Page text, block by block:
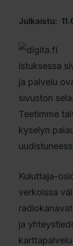
Julkaistu:
istuksessa
ja palvelu
sivuston
Teetimme
kyselyn
Kuluttaja-
verkoissa
ja